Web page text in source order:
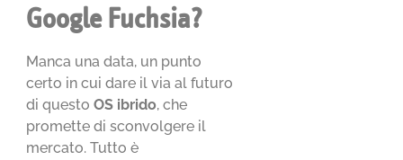
Google Fuchsia?
Manca una data, un punto
certo in cui dare il via al futuro
di questoOS ibrido, che
promette di sconvolgere il
mercato. Tutto è